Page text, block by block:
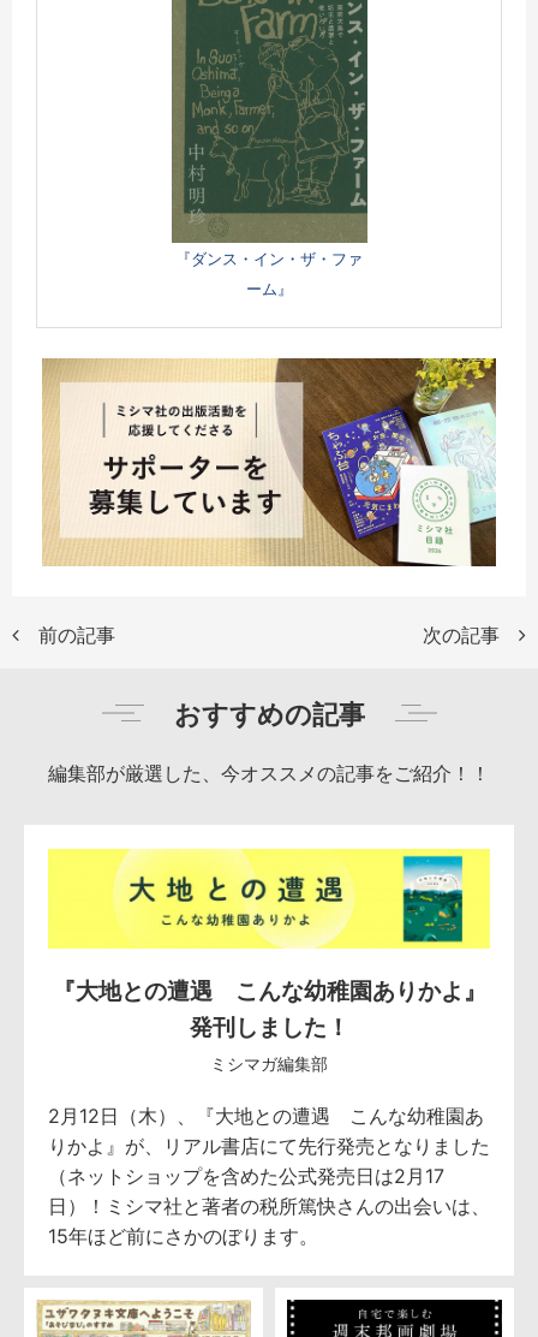
『ダンス・イン・ザ・ファ
ーム』
前の記事 次の記事
おすすめの記事
編集部が厳選した、今オススメの記事をご紹介！！
『大地との遭遇 こんな幼稚園ありかよ』
発刊しました！
ミシマガ編集部
2月12日（木）、『大地との遭遇 こんな幼稚園あ
りかよ』が、リアル書店にて先行発売となりました
（ネットショップを含めた公式発売日は2月17
日）！ミシマ社と著者の税所篤快さんの出会いは、
15年ほど前にさかのぼります。